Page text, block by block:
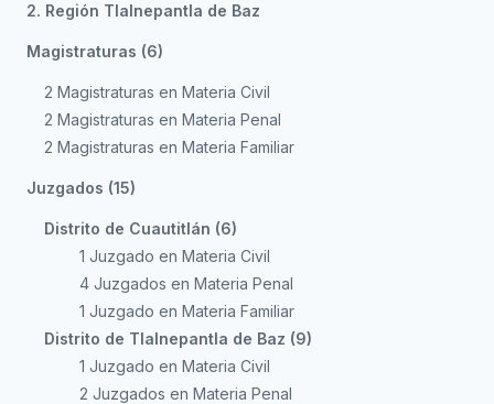
2. Región Tlalnepantla de Baz
Magistraturas (6)
2 Magistraturas en Materia Civil
2 Magistraturas en Materia Penal
2 Magistraturas en Materia Familiar
Juzgados (15)
Distrito de Cuautitlán (6)
1 Juzgado en Materia Civil
4 Juzgados en Materia Penal
1 Juzgado en Materia Familiar
Distrito de Tlalnepantla de Baz (9)
1 Juzgado en Materia Civil
2 Juzgados en Materia Penal